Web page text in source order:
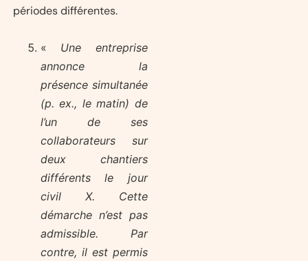
périodes différentes.
« Une entreprise
annonce la
présence simultanée
(p. ex., le matin) de
l’un de ses
collaborateurs sur
deux chantiers
différents le jour
civil X. Cette
démarche n’est pas
admissible. Par
contre, il est permis